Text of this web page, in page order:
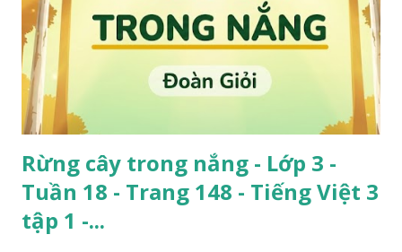
Rừng cây trong nắng - Lớp 3 -
Tuần 18 - Trang 148 - Tiếng Việt 3
tập 1 -...